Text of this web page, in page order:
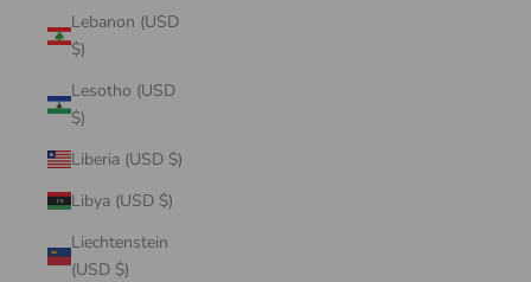
Lebanon (USD
$)
Lesotho (USD
$)
Liberia (USD $)
Libya (USD $)
Liechtenstein
(USD $)